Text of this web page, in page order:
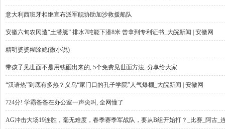
意大利西班牙相继宣布派军舰协助加沙救援船队
安徽六旬农民造“土潜艇” 排水7吨能下潜8米 曾拿到专利证书_大皖新闻 | 安徽网
精明婆婆糊涂媳(微小说)
带孩子见世面不是用钱砸出来的, 5个免费见世面方法, 分享给大家
“汉语热”到底有多热？义乌“家门口的孔子学院”人气爆棚_大皖新闻 | 安徽网
724分! 学霸爸爸在办公室一声尖叫, 全网懂了
AG冲击大场19连胜，毫无难度，春季赛季军战队，要从B组开始打？_比赛_阿古_